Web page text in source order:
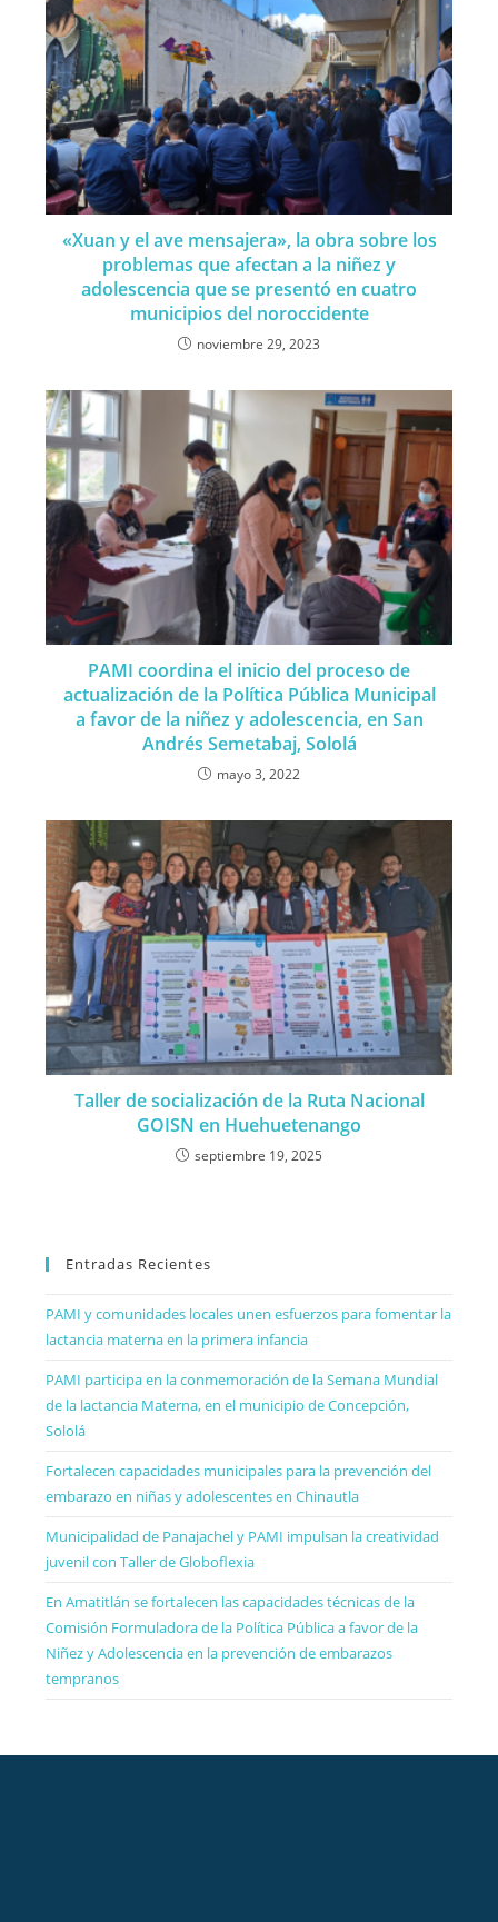
«Xuan y el ave mensajera», la obra sobre los
problemas que afectan a la niñez y
adolescencia que se presentó en cuatro
municipios del noroccidente
noviembre 29, 2023
PAMI coordina el inicio del proceso de
actualización de la Política Pública Municipal
a favor de la niñez y adolescencia, en San
Andrés Semetabaj, Sololá
mayo 3, 2022
Taller de socialización de la Ruta Nacional
GOISN en Huehuetenango
septiembre 19, 2025
Entradas Recientes
PAMI y comunidades locales unen esfuerzos para fomentar la
lactancia materna en la primera infancia
PAMI participa en la conmemoración de la Semana Mundial
de la lactancia Materna, en el municipio de Concepción,
Sololá
Fortalecen capacidades municipales para la prevención del
embarazo en niñas y adolescentes en Chinautla
Municipalidad de Panajachel y PAMI impulsan la creatividad
juvenil con Taller de Globoflexia
En Amatitlán se fortalecen las capacidades técnicas de la
Comisión Formuladora de la Política Pública a favor de la
Niñez y Adolescencia en la prevención de embarazos
tempranos